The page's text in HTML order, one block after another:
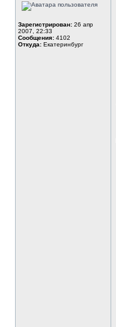
Зарегистрирован: 26 апр
2007, 22:33
Сообщения: 4102
Откуда: Екатеринбург